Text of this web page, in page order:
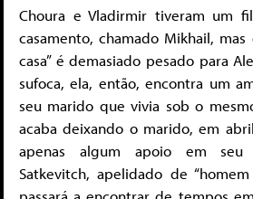
Choura e Vladirmir tiveram um
casamento, chamado Mikhail,
casa” é demasiado pesado para
sufoca, ela, então, encontra um
seu marido que vivia sob o
acaba deixando o marido, em
apenas algum apoio em seu
Satkevitch, apelidado de